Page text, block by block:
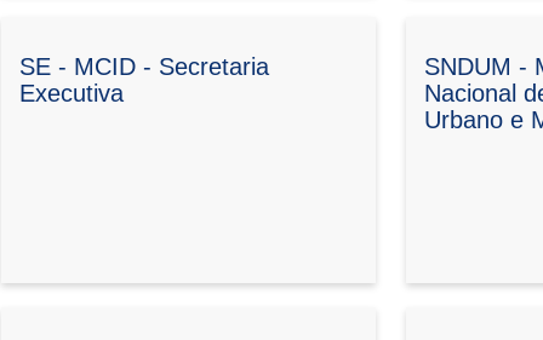
SE - MCID - Secretaria
Executiva
SNDUM -
Nacional
Urbano e